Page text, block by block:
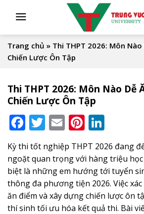
Trang chủ » Thi THPT 2026: Môn
Chiến Lược Ôn Tập
Thi THPT 2026: Môn Nào Dễ
Chiến Lược Ôn Tập
Facebook
Twitter
EmailPinterest
Kỳ thi tốt nghiệp THPT 2026 đang
ngoặt quan trọng với hàng triệu
biệt là những em hướng tới tuyển
thông đa phương tiện 2026. Việc
ăn điểm và xây dựng chiến lược ôn
thí sinh tối ưu hóa kết quả thi. Bài